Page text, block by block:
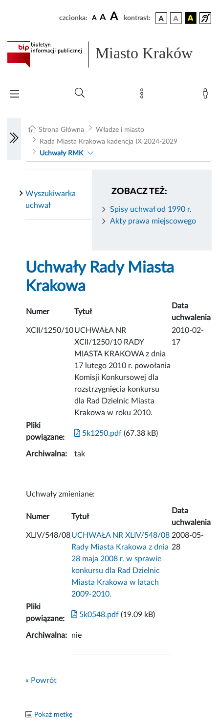
czcionka: A A A kontrast:
Miasto Kraków
Strona Główna
Władze i miasto
Rada Miasta Krakowa kadencja IX 2024-2029
Uchwały RMK
ZOBACZ TEŻ:
Spisy uchwał od 1990 r.
Akty prawa miejscowego
Wyszukiwarka
uchwał
Uchwały Rady Miasta
Krakowa
Numer Tytuł
Data
uchwalenia
XCII/1250/10UCHWAŁA NR
XCII/1250/10 RADY
MIASTA KRAKOWA z dnia
17 lutego 2010 r. powołania
Komisji Konkursowej dla
rozstrzygnięcia konkursu
dla Rad Dzielnic Miasta
Krakowa w roku 2010.
2010-02-
17
Pliki
powiązane:
5k1250.pdf (67.38 kB)
Archiwalna: tak
Uchwały zmieniane:
Numer Tytuł
Data
uchwalenia
XLIV/548/08UCHWAŁA NR XLIV/548/08
Rady Miasta Krakowa z dnia
28 maja 2008 r. w sprawie
konkursu dla Rad Dzielnic
Miasta Krakowa w latach
2009-2010.
2008-05-
28
Pliki
powiązane:
5k0548.pdf (19.09 kB)
Archiwalna: nie
« Powrót
Pokaż metkę